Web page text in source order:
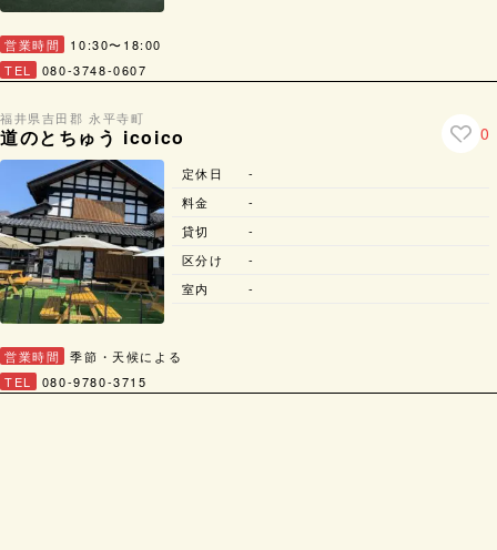
営業時間
10:30〜18:00
TEL
080-3748-0607
福井県吉田郡 永平寺町
道のとちゅう icoico 0
営業時間
季節・天候による
TEL
080-9780-3715
定休日
-
料金
-
貸切
-
区分け
-
室内
-